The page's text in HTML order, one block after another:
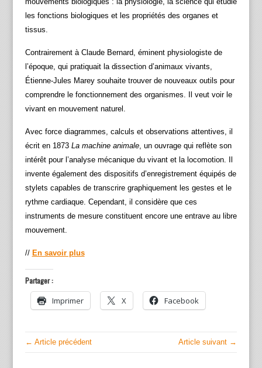
les fonctions biologiques et les propriétés des organes et
tissus.
Contrairement à Claude Bernard, éminent physiologiste de
l’époque, qui pratiquait la dissection d’animaux vivants,
Étienne-Jules Marey souhaite trouver de nouveaux outils pour
comprendre le fonctionnement des organismes. Il veut voir le
vivant en mouvement naturel.
Avec force diagrammes, calculs et observations attentives, il
écrit en 1873 La machine animale, un ouvrage qui reflète son
intérêt pour l’analyse mécanique du vivant et la locomotion. Il
invente également des dispositifs d’enregistrement équipés de
stylets capables de transcrire graphiquement les gestes et le
rythme cardiaque. Cependant, il considère que ces
instruments de mesure constituent encore une entrave au libre
mouvement.
// En savoir plus
Partager :
Imprimer X Facebook
← Article précédent Article suivant →